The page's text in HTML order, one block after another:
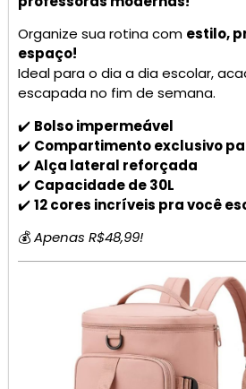
Organize sua rotina com estilo,
espaço!
Ideal para o dia a dia escolar,
escapada no fim de semana.
✔️ Bolso impermeável
✔️ Compartimento exclusivo
✔️Alça lateral reforçada
✔️ Capacidade de 30L
✔️12 cores incríveis pra você
💰Apenas R$48,99!